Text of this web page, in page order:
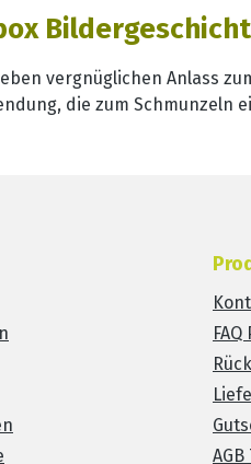
vergnüglichen Anlass
die zum Schmunzeln